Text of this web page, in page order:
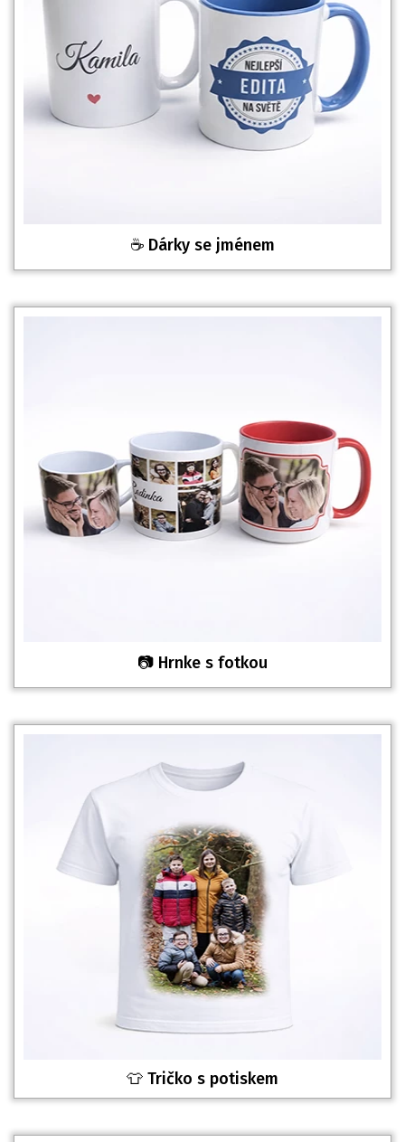
☕ Dárky se jménem
📷 Hrnke s fotkou
👕 Tričko s potiskem